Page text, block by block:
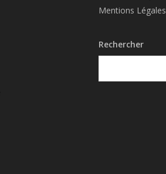
Mentions Légales
Rechercher